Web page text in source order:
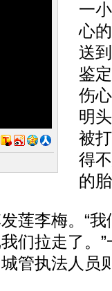
一
心
送
鉴
伤
明
被
得
的
李梅。“我
们拉走了。
管执法人员